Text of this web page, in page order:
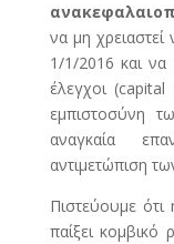
να μη
1/1/2016 και να
έλεγχοι
εμπιστοσύνη
αναγκαία
αντιμετώπιση
Πιστεύουμε ότι
παίξει κομβικό